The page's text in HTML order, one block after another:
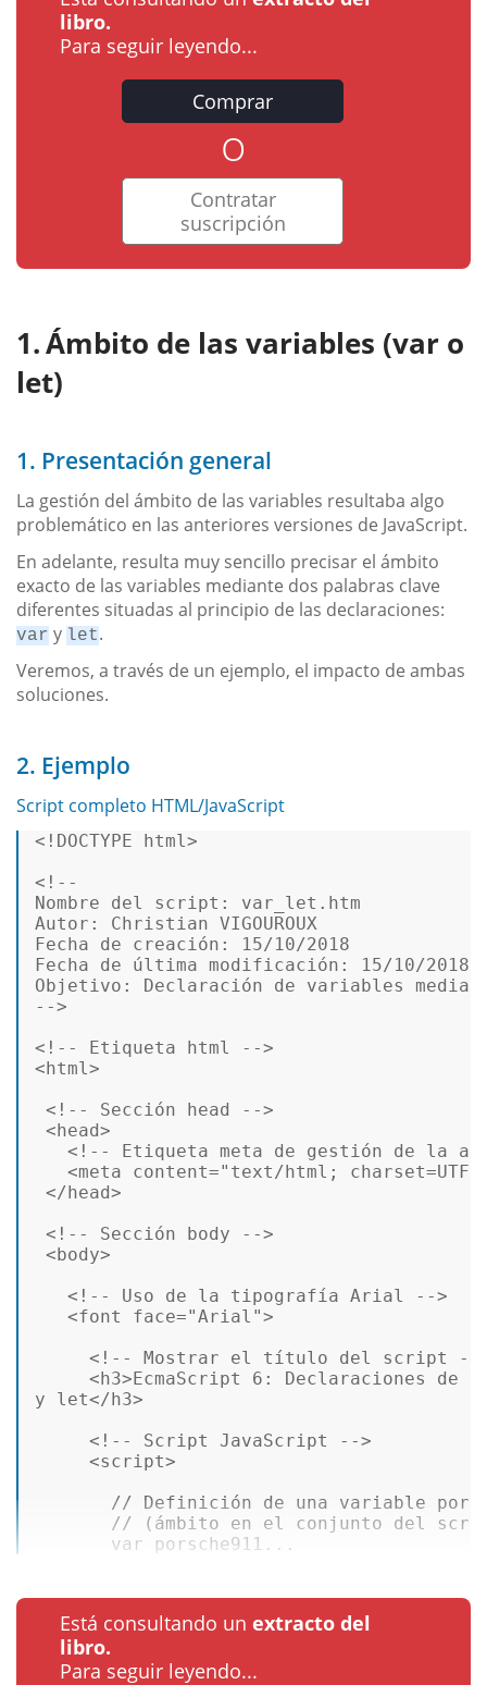
libro.
Para seguir leyendo...
Comprar
o
Contratar
suscripción
Ámbito de las variables (var o
let)
1. Presentación general
La gestión del ámbito de las variables resultaba algo
problemático en las anteriores versiones de JavaScript.
En adelante, resulta muy sencillo precisar el ámbito
exacto de las variables mediante dos palabras clave
diferentes situadas al principio de las declaraciones:
var y let.
Veremos, a través de un ejemplo, el impacto de ambas
soluciones.
2. Ejemplo
Script completo HTML/JavaScript
<!DOCTYPE html>
<!--
Nombre del script: var_let.htm
Autor: Christian VIGOUROUX
Fecha de creación: 15/10/2018
Fecha de última modificación: 15/10/2018
Objetivo: Declaración de variables
-->
<!-- Etiqueta html -->
<html>
<!-- Sección head -->
<head>
<!-- Etiqueta meta de gestión de la
<meta content="text/html; charset=UTF-
</head>
<!-- Sección body -->
<body>
<!-- Uso de la tipografía Arial -->
<font face="Arial">
<!-- Mostrar el título del script --
<h3>EcmaScript 6: Declaraciones de
y let</h3>
<!-- Script JavaScript -->
<script>
// Definición de una variable
// (ámbito en el conjunto del
var porsche911...
Está consultando un extracto del
libro.
Para seguir leyendo...